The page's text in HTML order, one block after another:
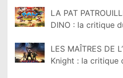
LA PAT
DINO : la critique
LES MAÎTRES DE
Knight : la critique